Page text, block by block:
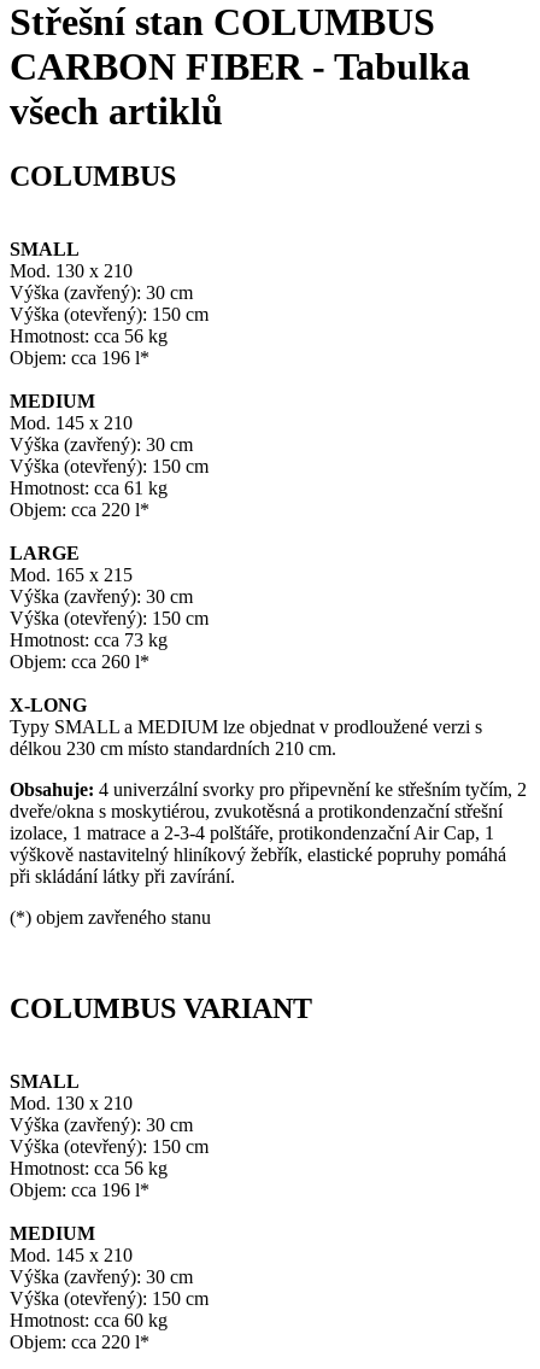
Střešní stan COLUMBUS
CARBON FIBER - Tabulka
všech artiklů
COLUMBUS
SMALL
Mod. 130 x 210
Výška (zavřený): 30 cm
Výška (otevřený): 150 cm
Hmotnost: cca 56 kg
Objem: cca 196 l*
MEDIUM
Mod. 145 x 210
Výška (zavřený): 30 cm
Výška (otevřený): 150 cm
Hmotnost: cca 61 kg
Objem: cca 220 l*
LARGE
Mod. 165 x 215
Výška (zavřený): 30 cm
Výška (otevřený): 150 cm
Hmotnost: cca 73 kg
Objem: cca 260 l*
X-LONG
Typy SMALL a MEDIUM lze objednat v prodloužené verzi s
délkou 230 cm místo standardních 210 cm.
Obsahuje: 4 univerzální svorky pro připevnění ke střešním tyčím, 2
dveře/okna s moskytiérou, zvukotěsná a protikondenzační střešní
izolace, 1 matrace a 2-3-4 polštáře, protikondenzační Air Cap, 1
výškově nastavitelný hliníkový žebřík, elastické popruhy pomáhá
při skládání látky při zavírání.
(*) objem zavřeného stanu
COLUMBUS VARIANT
SMALL
Mod. 130 x 210
Výška (zavřený): 30 cm
Výška (otevřený): 150 cm
Hmotnost: cca 56 kg
Objem: cca 196 l*
MEDIUM
Mod. 145 x 210
Výška (zavřený): 30 cm
Výška (otevřený): 150 cm
Hmotnost: cca 60 kg
Objem: cca 220 l*